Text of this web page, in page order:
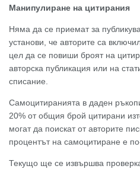
Манипулиране на цитирания
Няма да се приемат за
установи, че авторите са
цел да се повиши броят на
авторска публикация или на
списание.
Самоцитиранията в даден
20% от общия брой цитирани
могат да поискат от авторите
процентът на самоцитиране е
Текущо ще се извършва